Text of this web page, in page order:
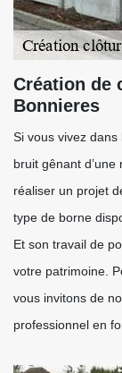
Création de
Bonnieres
Si vous vivez dans
bruit gênant
réaliser un projet
type de borne
Et son travail de
votre patrimoine.
vous invitons de
professionnel en